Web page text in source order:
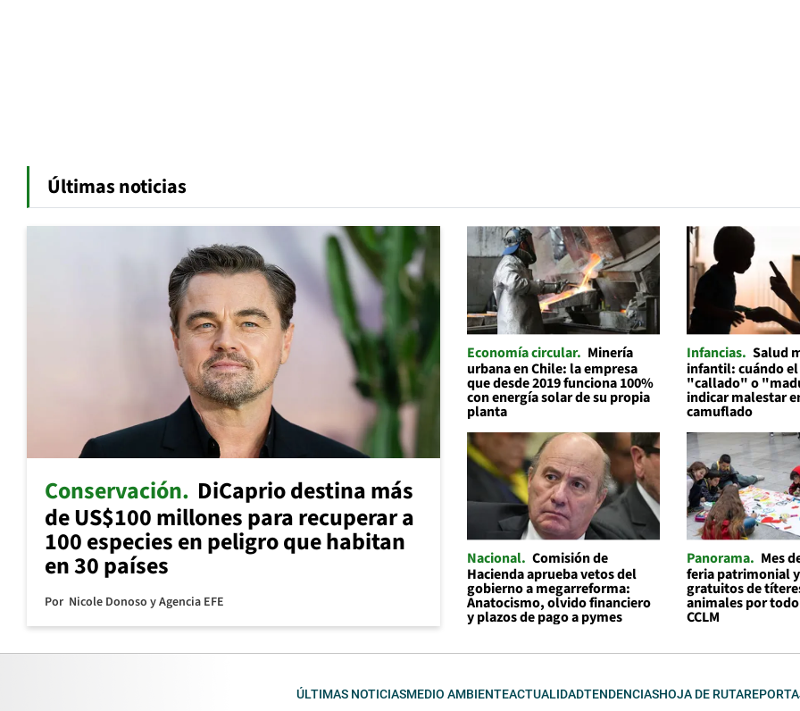
Últimas noticias
Conservación DiCaprio destina más
de US$100 millones para recuperar a
100 especies en peligro que habitan
en 30 países
Por Nicole Donoso y Agencia EFE
Economía circular
Minería
urbana en Chile: la empresa
que desde 2019 funciona 100%
con energía solar de su propia
planta
Infancias Salud
infantil: cuándo
"callado" o
indicar malestar
camuflado
Nacional Comisión de
Hacienda aprueba vetos del
gobierno a megarreforma:
Anatocismo, olvido financiero
y plazos de pago a pymes
Panorama Mes
feria patrimonial
gratuitos de
animales por
CCLM
ÚLTIMAS NOTICIASMEDIO AMBIENTEACTUALIDADTENDENCIASHOJA DE RUTA